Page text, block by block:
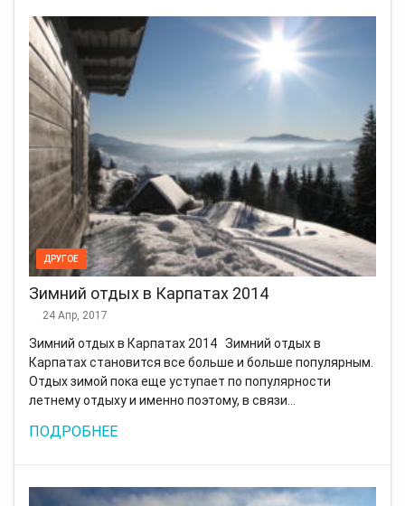
ДРУГОЕ
Зимний отдых в Карпатах 2014
24 Апр, 2017
Зимний отдых в Карпатах 2014 Зимний отдых в
Карпатах становится все больше и больше популярным.
Отдых зимой пока еще уступает по популярности
летнему отдыху и именно поэтому, в связи…
ПОДРОБНЕЕ